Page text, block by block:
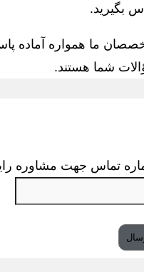
بگیرید.
ما همواره آماده
شما هستند.
تماس جهت مشاوره